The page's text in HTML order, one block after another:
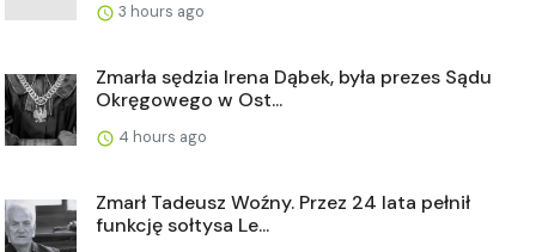
3 hours ago
Zmarła sędzia Irena Dąbek, była prezes Sądu
Okręgowego w Ost...
4 hours ago
Zmarł Tadeusz Woźny. Przez 24 lata pełnił
funkcję sołtysa Le...